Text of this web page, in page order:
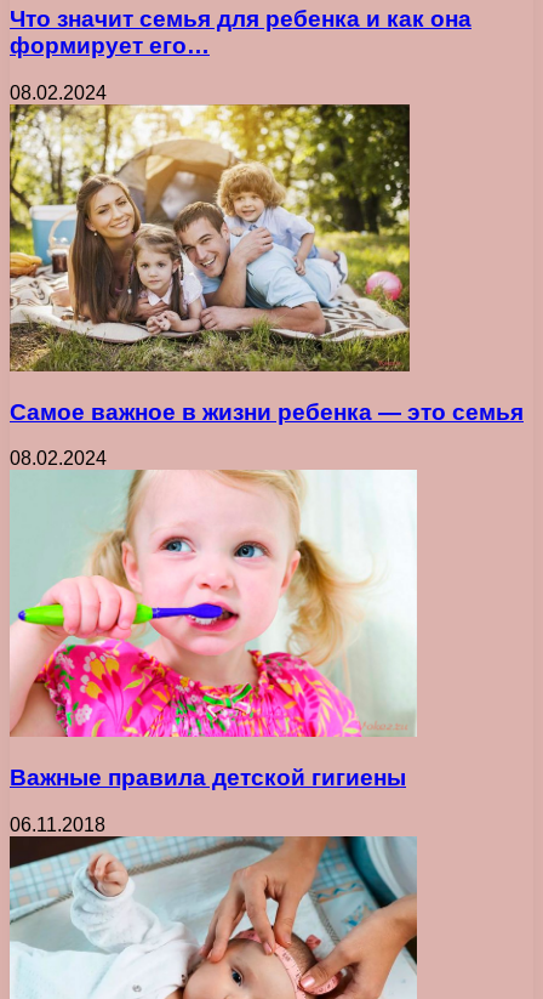
Что значит семья для ребенка и как она
формирует его…
08.02.2024
Самое важное в жизни ребенка ― это семья
08.02.2024
Важные правила детской гигиены
06.11.2018